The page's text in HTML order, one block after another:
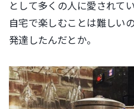
として多くの人に愛されて
自宅で楽しむことは難しい
発達したんだとか。